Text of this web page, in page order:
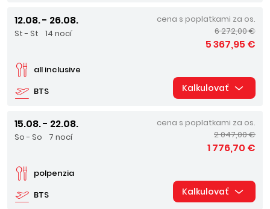
12.08. - 26.08.
St - St 14 nocí
BTS
all inclusive
cena s poplatkami za os.
6 272,00 €
5 367,95 €
Kalkulovať
15.08. - 22.08.
So - So 7 nocí
BTS
polpenzia
cena s poplatkami za os.
2 047,00 €
1 776,70 €
Kalkulovať